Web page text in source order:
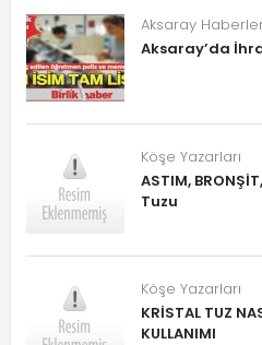
Aksaray
Aksaray’da
Köşe Yazarları
ASTIM,
Tuzu
Köşe Yazarları
KRİSTAL TUZ
KULLANIMI